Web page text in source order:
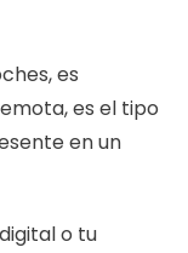
es
es el tipo
en un
o tu